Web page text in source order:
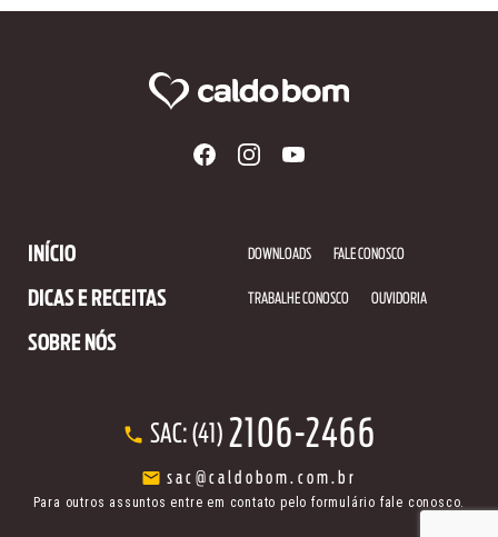
INÍCIO
DICAS E RECEITAS
SOBRE NÓS
DOWNLOADS FALE CONOSCO
TRABALHE CONOSCO OUVIDORIA
SAC: (41) 2106-2466
sac@caldobom.com.br
Para outros assuntos entre em contato pelo formulário fale conosco.